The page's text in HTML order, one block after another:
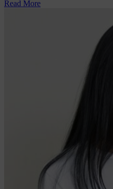
Read More